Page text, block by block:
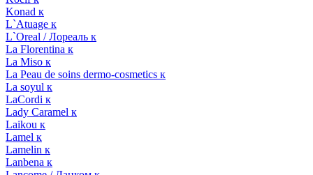
Konad к
L`Atuage к
L`Oreal / Лореаль к
La Florentina к
La Miso к
La Peau de soins dermo-cosmetics к
La soyul к
LaCordi к
Lady Caramel к
Laikou к
Lamel к
Lamelin к
Lanbena к